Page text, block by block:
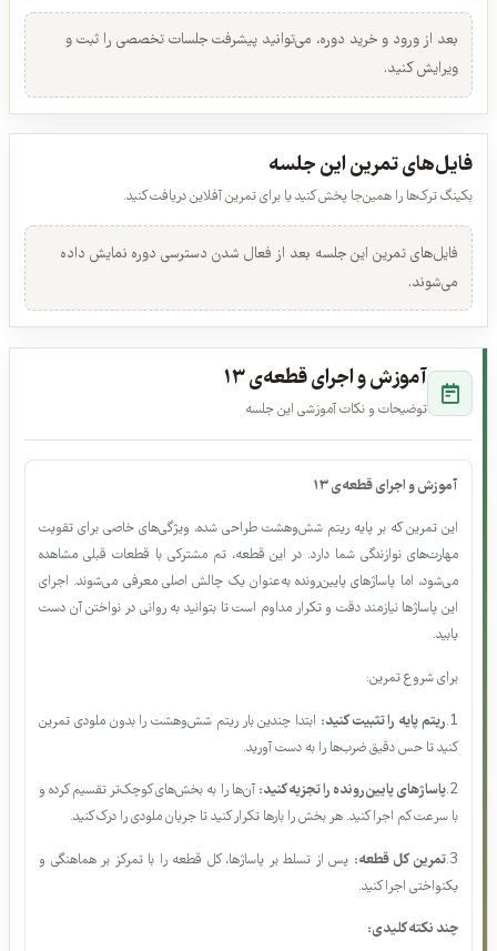
این جلسه را تمام کردم
بعد از ورود و خرید دوره، می‌توانید پیشرفت جلسات تخصصی را ثبت و
ویرایش کنید.
فایل‌های تمرین این جلسه
بکینگ ترک‌ها را همین‌جا پخش کنید یا برای تمرین آفلاین دریافت کنید.
می‌شوند.
آموزش و اجرای قطعه‌ی ۱۳
توضیحات و نکات آموزشی این جلسه
آموزش و اجرای قطعه‌ی ۱۳
این تمرین که بر پایه ریتم شش‌وهشت طراحی شده، ویژگی‌های خاصی برای تقویت
مهارت‌های نوازندگی شما دارد. در این قطعه، تم مشترکی با قطعات قبلی مشاهده
این پاساژها نیازمند دقت و تکرار مداوم است تا بتوانید به روانی در نواختن آن دست
یابید.
برای شروع تمرین:
ریتم پایه را تثبیت کنید: ابتدا چندین بار ریتم شش‌وهشت را بدون ملودی تمرین
کنید تا حس دقیق ضرب‌ها را به دست آورید.
پاساژهای پایین‌رونده را تجزیه کنید: آن‌ها را به بخش‌های کوچک‌تر تقسیم کرده و
با سرعت کم اجرا کنید. هر بخش را بارها تکرار کنید تا جریان ملودی را درک کنید.
تمرین کل قطعه: